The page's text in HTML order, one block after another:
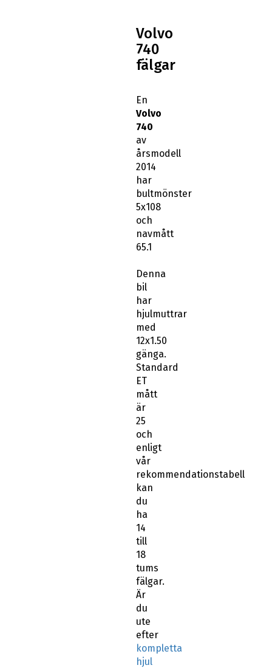
Volvo
740
fälgar
En
Volvo
740
av
årsmodell
2014
har
bultmönster
5x108
och
navmått
65.1
Denna
bil
har
hjulmuttrar
med
12x1.50
gänga.
Standard
ET
mått
är
25
och
enligt
vår
rekommendationstabell
kan
du
ha
14
till
18
tums
fälgar.
Är
du
ute
efter
kompletta
hjul